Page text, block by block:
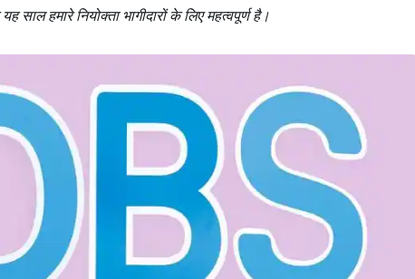
साल हमारे नियोक्ता भागीदारों के लिए महत्वपूर्ण है।